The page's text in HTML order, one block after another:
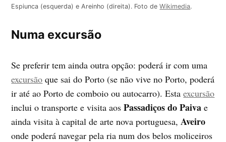
Espiunca (esquerda) e Areinho (direita). Foto deWikimedia.
Numa excursão
Se preferir tem ainda outra opção: poderá ir com uma
excursão que sai do Porto (se não vive no Porto, poderá
ir até ao Porto de comboio ou autocarro). Estaexcursão
inclui o transporte e visita aosPassadiços do Paiva e
ainda visita à capital de arte nova portuguesa, Aveiro
onde poderá navegar pela ria num dos belos moliceiros